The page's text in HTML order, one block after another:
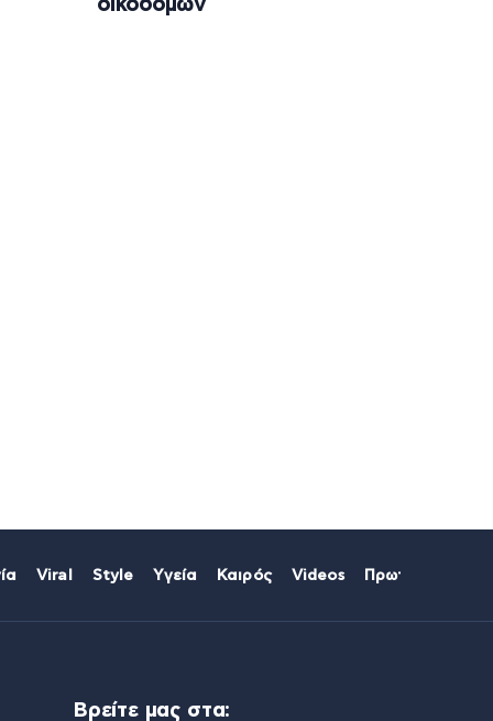
οικοδόμων
Viral Style Υγεία Καιρός Videos Πρωτοσέλιδα
Βρείτε μας στα: